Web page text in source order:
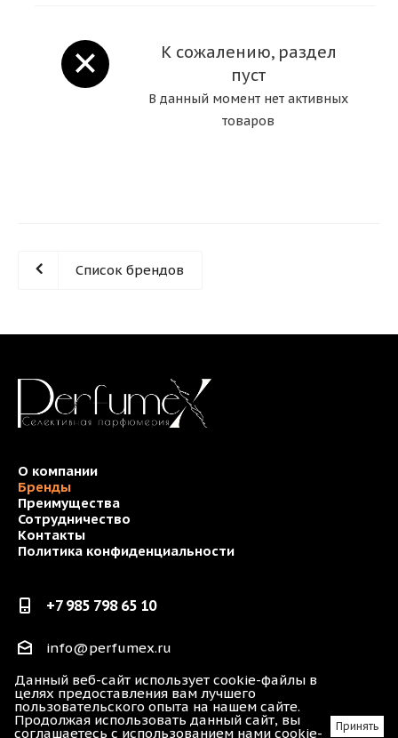
К сожалению, раздел
пуст
В данный момент нет активных
товаров
Список брендов
О компании
Бренды
Преимущества
Сотрудничество
Контакты
Политика конфиденциальности
+7 985 798 65 10
info@perfumex.ru
г. Москва, ул. Пушкина, 19
2026 © sperfumes
Данный веб-сайт использует cookie-файлы в
целях предоставления вам лучшего
пользовательского опыта на нашем сайте.
Продолжая использовать данный сайт, вы
соглашаетесь с использованием нами cookie- Принять